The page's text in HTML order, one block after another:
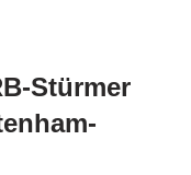
Stürmer